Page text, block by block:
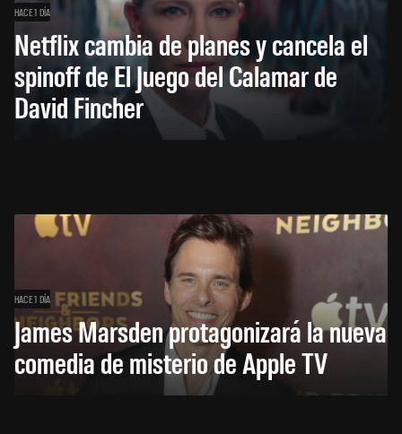
HACE 1 DÍA
Netflix cambia de planes y cancela el
spinoff de El Juego del Calamar de
David Fincher
HACE 1 DÍA
James Marsden protagonizará la nueva
comedia de misterio de Apple TV